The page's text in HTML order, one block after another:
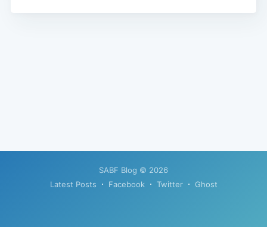
SABF Blog © 2026
Latest Posts
Facebook Twitter Ghost